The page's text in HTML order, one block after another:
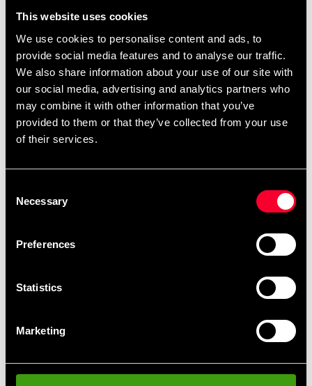
This website uses cookies
We use cookies to personalise content and ads, to
provide social media features and to analyse our traffic.
We also share information about your use of our site with
our social media, advertising and analytics partners who
may combine it with other information that you’ve
provided to them or that they’ve collected from your use
of their services.
Selection
Necessary
Preferences
Statistics
Marketing
Dette valg er obligatorisk
Leveringsmetode
Online lager
Sendes fra vores onlinelager
Vælg alle dele i pakken for at se butikslager.
ekskl. moms: 1 006.40 SEK
Produktinformation
Budo-Nord BJJ konkurrencenbsp;- Alt du skal bruge